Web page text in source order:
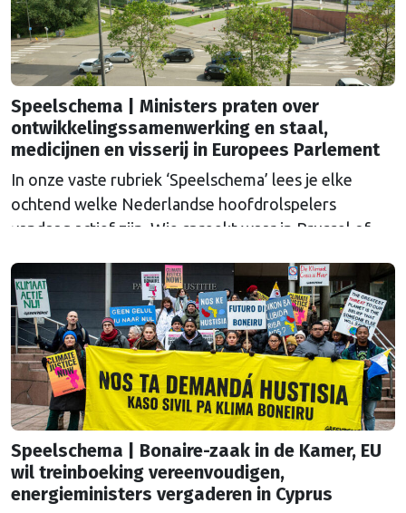
Speelschema | Ministers praten over
ontwikkelingssamenwerking en staal,
medicijnen en visserij in Europees Parlement
In onze vaste rubriek ‘Speelschema’ lees je elke
ochtend welke Nederlandse hoofdrolspelers
vandaag actief zijn. Wie spreekt waar in Brussel of
agenda?
Speelschema | Bonaire-zaak in de Kamer, EU
wil treinboeking vereenvoudigen,
energieministers vergaderen in Cyprus